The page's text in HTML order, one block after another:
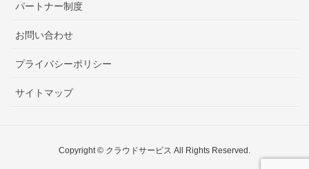
パートナー制度
お問い合わせ
プライバシーポリシー
サイトマップ
Copyright © クラウドサービス All Rights Reserved.